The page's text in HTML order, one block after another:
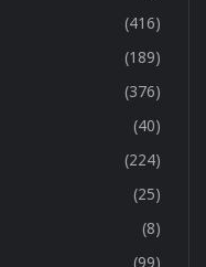
(416)
(189)
(376)
(40)
(224)
(25)
(8)
(99)